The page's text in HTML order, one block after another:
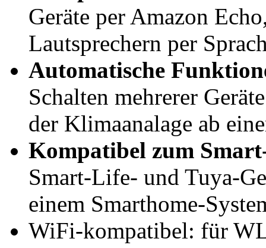
Geräte per Amazon
Lautsprechern per
Automatische
Schalten mehrerer
der Klimaanalage ab
Kompatibel zum
Smart-Life- und Tuya-
einem Smarthome-
WiFi-kompatibel: für